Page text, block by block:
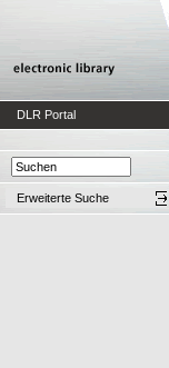
DLR Portal
Erweiterte Suche